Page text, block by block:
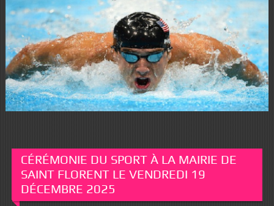
CÉRÉMONIE DU SPORT À LA MAIRIE DE
SAINT FLORENT LE VENDREDI 19
DÉCEMBRE 2025